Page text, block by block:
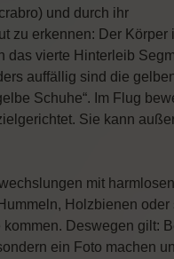
und durch ihr
zu erkennen: Der Körper
das vierte Hinterleib
auffällig sind die
Schuhe“. Im Flug
Sie kann
mit
Holzbienen oder
Deswegen gilt:
ein Foto machen